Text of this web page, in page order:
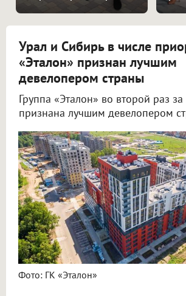
Урал и Сибирь в числе
«Эталон» признан лучшим
девелопером страны
Группа «Эталон» во второй раз
признана лучшим девелопером
Фото: ГК «Эталон»